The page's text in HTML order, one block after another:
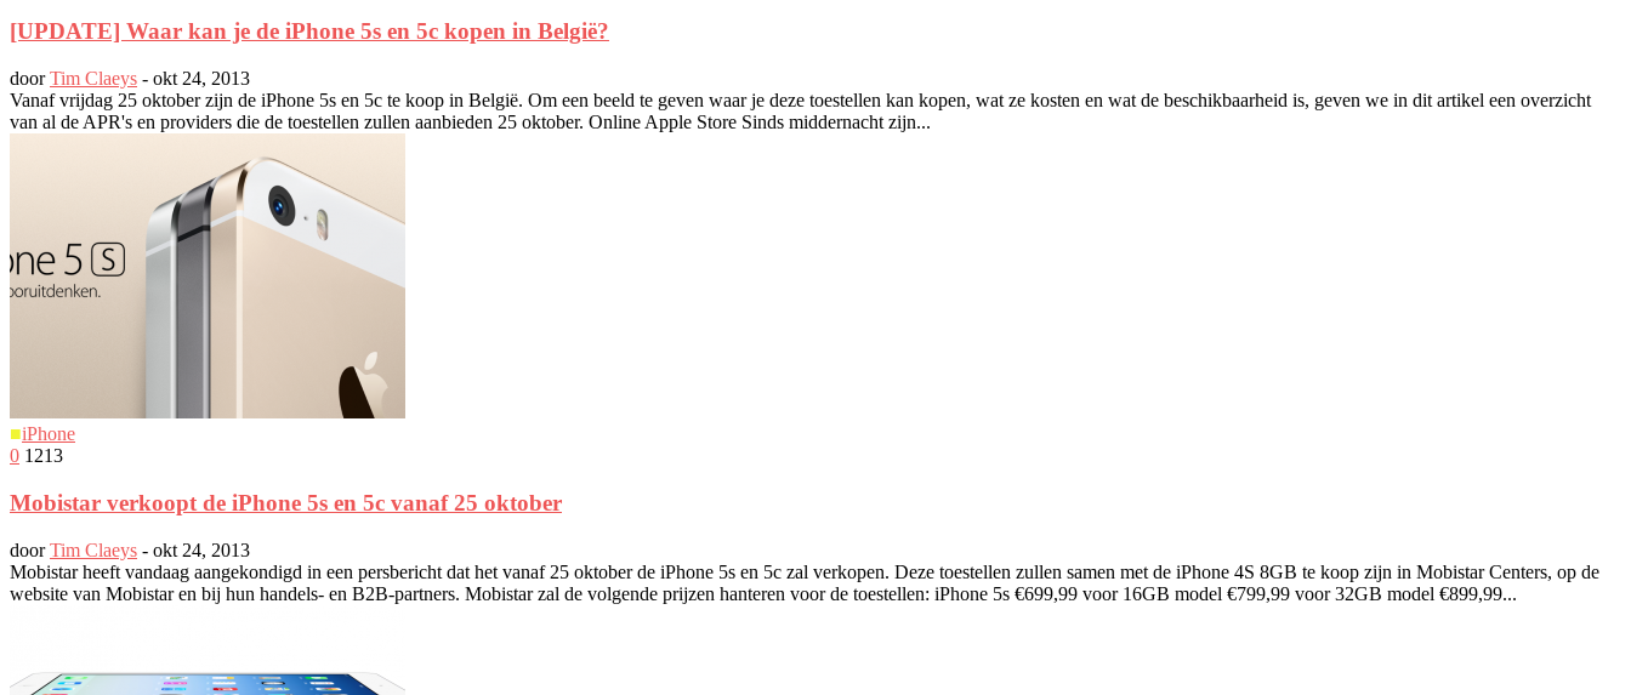
[UPDATE] Waar kan je de iPhone 5s en 5c kopen in België?
doorTim Claeys - okt 24, 2013
Vanaf vrijdag 25 oktober zijn de iPhone 5s en 5c te koop in België. Om een beeld te geven waar je deze toestellen kan kopen, wat ze kosten en wat de beschikbaarheid is, geven we in dit artikel een overzicht
van al de APR's en providers die de toestellen zullen aanbieden 25 oktober. Online Apple Store Sinds middernacht zijn...
■iPhone
0 1213
Mobistar verkoopt de iPhone 5s en 5c vanaf 25 oktober
doorTim Claeys - okt 24, 2013
Mobistar heeft vandaag aangekondigd in een persbericht dat het vanaf 25 oktober de iPhone 5s en 5c zal verkopen. Deze toestellen zullen samen met de iPhone 4S 8GB te koop zijn in Mobistar Centers, op de
website van Mobistar en bij hun handels- en B2B-partners. Mobistar zal de volgende prijzen hanteren voor de toestellen: iPhone 5s €699,99 voor 16GB model €799,99 voor 32GB model €899,99...